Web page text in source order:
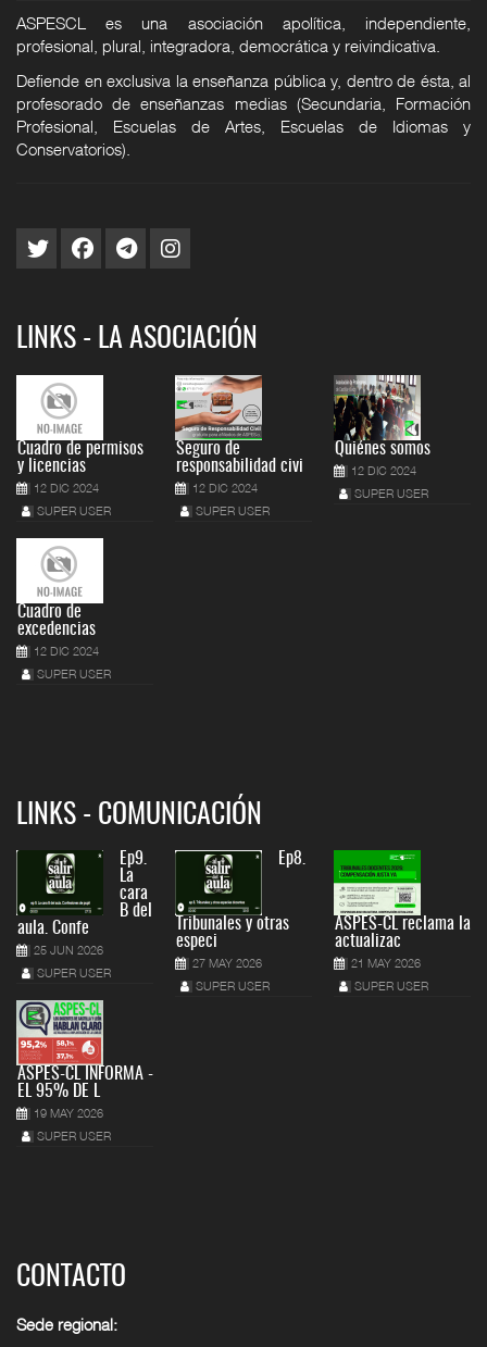
ASPESCL es una asociación apolítica, independiente,
profesional, plural, integradora, democrática y reivindicativa.
Defiende en exclusiva la enseñanza pública y, dentro de ésta, al
profesorado de enseñanzas medias (Secundaria, Formación
Profesional, Escuelas de Artes, Escuelas de Idiomas y
Conservatorios).
LINKS - LA ASOCIACIÓN
Cuadro de permisos
y licencias
12 DIC 2024
SUPER USER
Cuadro de
excedencias
12 DIC 2024
SUPER USER
Seguro de
responsabilidad civi
12 DIC 2024
SUPER USER
Quiénes somos
12 DIC 2024
SUPER USER
LINKS - COMUNICACIÓN
Ep9.
La
cara
B del
aula. Confe
25 JUN 2026
SUPER USER
ASPES-CL INFORMA -
EL 95% DE L
19 MAY 2026
SUPER USER
Ep8.
Tribunales y otras
especi
27 MAY 2026
SUPER USER
ASPES-CL reclama la
actualizac
21 MAY 2026
SUPER USER
CONTACTO
Sede regional: